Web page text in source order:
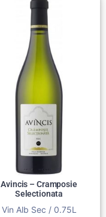
Avincis – Cramposie
Selectionata
Vin Alb Sec / 0.75L